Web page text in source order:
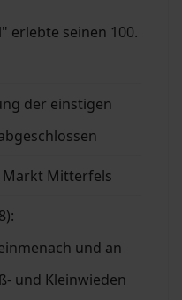
erlebte seinen 100.
der einstigen
Markt Mitterfels
und an
und Kleinwieden